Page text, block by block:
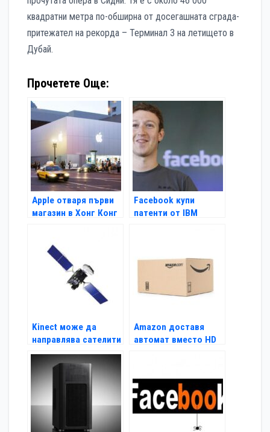
квадратни метра по-обширна от досегашната сграда-
притежател на рекорда – Терминал 3 на летището в
Дубай.
Прочетете Още:
Apple отваря първи
магазин в Хонг Конг
Facebook купи
патенти от IBM
Kinect може да
направлява сателити
в орбита
Amazon доставя
автомат вместо HD